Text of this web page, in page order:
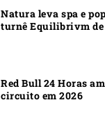
Natura leva spa e
turnê Equilibrivm
Red Bull 24 Horas
circuito em 2026